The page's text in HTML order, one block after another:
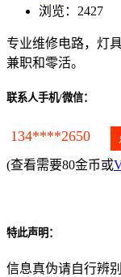
浏览：2427
专业维修电路，灯
兼职和零活。
联系人手机/微信：
134****2650
(查看需要80金币或
特此声明：
信息真伪请自行辨